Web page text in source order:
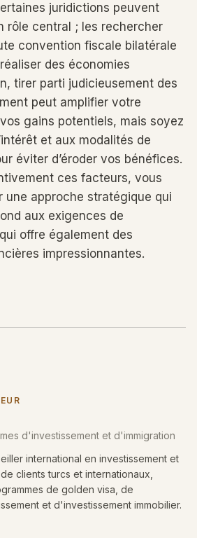
juridictions peuvent
rôle central ; les rechercher
convention fiscale bilatérale
des économies
tirer parti judicieusement des
peut amplifier votre
gains potentiels, mais soyez
et aux modalités de
éviter d’éroder vos bénéfices.
ces facteurs, vous
une approche stratégique qui
aux exigences de
offre également des
impressionnantes.
d'investissement et d'immigration
international en investissement et
clients turcs et internationaux,
de golden visa, de
et d'investissement immobilier.